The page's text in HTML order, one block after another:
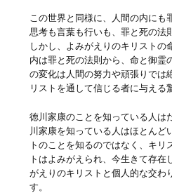
この世界と同様に、人間の内にも
思考も言葉も行いも、罪と死の法
しかし、よみがえりのキリストの
内は罪と死の法則から、命と御霊
の変化は人間の努力や頑張りでは
リストを通して信じる者に与える
徳川家康のことを知っている人は
川家康を知っている人はほとんど
トのことを知るのではなく、キリ
トはよみがえられ、今生きて存在
がえりのキリストと個人的な交わ
す。